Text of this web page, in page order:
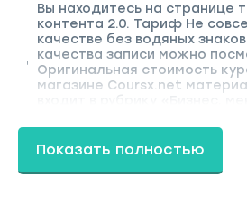
Вы находитесь на странице
контента 2.0. Тариф Не
качестве без водяных
качества записи можно
Оригинальная стоимость
магазине Coursx.net
Показать полностью